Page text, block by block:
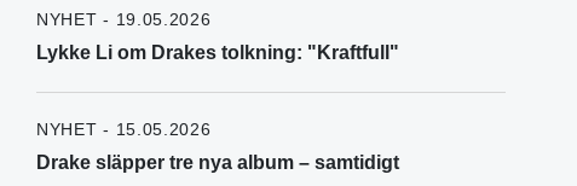
NYHET - 19.05.2026
Lykke Li om Drakes tolkning: "Kraftfull"
NYHET - 15.05.2026
Drake släpper tre nya album – samtidigt